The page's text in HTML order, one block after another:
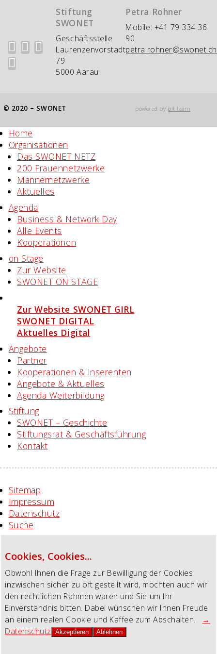
Stiftung
SWONET
Geschäftsstelle
Laurenzenvorstadt
79
5000 Aarau
Petra Rohner
Mobile: +41 79 334 36
90
petra.rohner@swonet.ch
© 2020 – SWONET powered by pit team
Home
Organisationen
Das SWONET NETZ
200 Frauen­netzwerke
Männernetzwerke
Aktuelles
Agenda
Business & Network Day
Alle Events
Kooperationen
on Stage
Zur Website
SWONET ON STAGE
Zur Website SWONET GIRL
SWONET DIGITAL
Aktuelles Digital
Angebote
Partner
Kooperationen & Inserenten
Angebote & Aktuelles
Agenda Weiterbildung
Stiftung
SWONET – Geschichte
Stiftungsrat & Geschäftsführung
Kontakt
Sitemap
Impressum
Datenschutz
Suche
Cookies, Cookies...
Obwohl Ihnen die Frage zur Bewilligung der Cookies
inzwischen sicher zu oft gestellt wird, möchten auch wir
den rechtlichen Rahmen waren und Sie um Ihr
Einverständnis bitten. Dabei wünschen wir Ihnen Freude
an einem realen Cookie und Kaffee zum Abschalten.
→
Datenschutz
Akzeptieren Ablehnen